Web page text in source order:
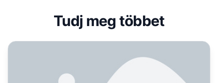
Tudj meg többet
Hogyan találhatok kulcsszavakat? Teljes útmutató a